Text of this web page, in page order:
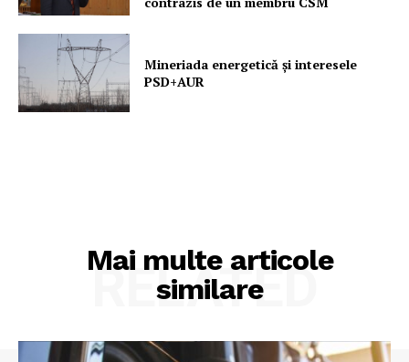
Mineriada energetică și interesele
PSD+AUR
Mai multe articole
similare
RELATED